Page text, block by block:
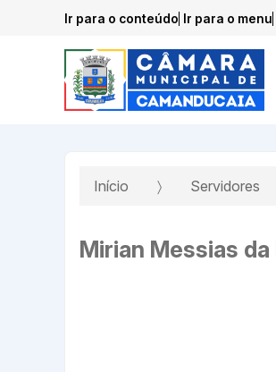
Ir para o conteúdo Ir para o menu
Início Servidores
Mirian Messias da